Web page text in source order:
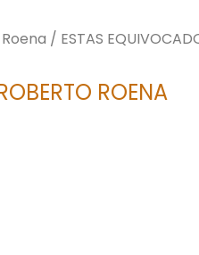
/ ESTAS
ROENA